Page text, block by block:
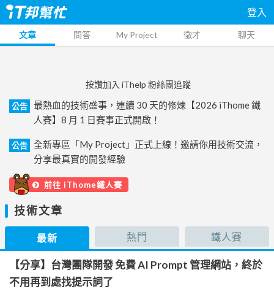
登入
文章 問答 My Project 徵才 聊天
按讚加入 iThelp 粉絲團追蹤
公告
最熱血的技術盛事，連續 30 天的修煉【2026 iThome 鐵
人賽】8 月 1 日賽事正式開啟！
公告
全新專區「My Project」正式上線！邀請你用技術交流，
分享最真實的開發經驗
前往 iThome鐵人賽
技術文章
最新 熱門 鐵人賽
【分享】台灣團隊開發 免費 AI Prompt 管理網站，終於
不用再到處找提示詞了